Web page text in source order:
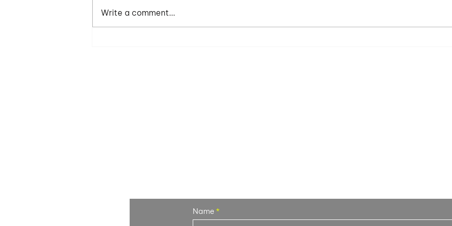
(than thở) với mình về các vấn
đề bạn đang có: như là trưởng
kỹ năng và có cùng các thành
nhất
Write a comment...
Name